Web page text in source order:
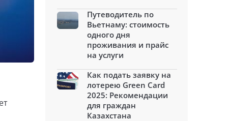
Путеводитель по
Вьетнаму: стоимость
одного дня
проживания и прайс
на услуги
Как подать заявку на
лотерею Green Card
2025: Рекомендации
для граждан
Казахстана